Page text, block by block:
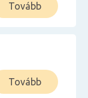
Tovább
Tovább